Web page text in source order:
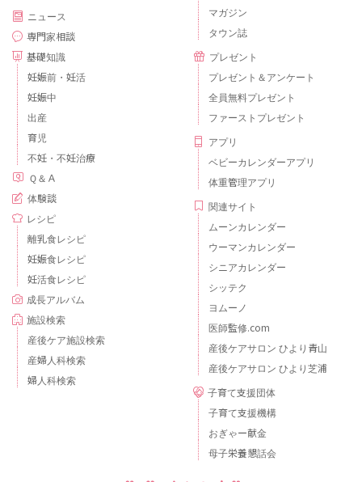
ニュース
専門家相談
基礎知識
妊娠前・妊活
妊娠中
出産
育児
不妊・不妊治療
Ｑ＆Ａ
体験談
レシピ
離乳食レシピ
妊娠食レシピ
妊活食レシピ
成長アルバム
施設検索
産後ケア施設検索
産婦人科検索
婦人科検索
マガジン
タウン誌
プレゼント
プレゼント＆アンケート
全員無料プレゼント
ファーストプレゼント
アプリ
ベビーカレンダーアプリ
体重管理アプリ
関連サイト
ムーンカレンダー
ウーマンカレンダー
シニアカレンダー
シッテク
ヨムーノ
医師監修.com
産後ケアサロン ひより青山
産後ケアサロン ひより芝浦
子育て支援団体
子育て支援機構
おぎゃー献金
母子栄養懇話会